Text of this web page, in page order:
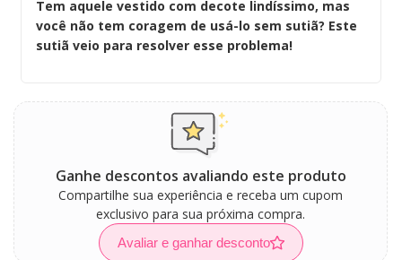
Tem aquele vestido com decote lindíssimo, mas
você não tem coragem de usá-lo sem sutiã? Este
sutiã veio para resolver esse problema!
Ganhe descontos avaliando este produto
Compartilhe sua experiência e receba um cupom
exclusivo para sua próxima compra.
Avaliar e ganhar desconto